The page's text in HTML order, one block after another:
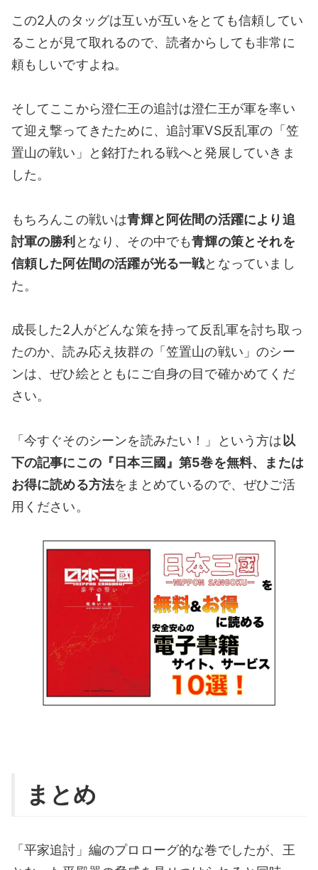
この2人のタッグは互いが互いをとても信頼してい
ることが見て取れるので、読者からしても非常に
頼もしいですよね。
そしてここから澄仁王の追討は澄仁王が軍を率い
て迎え撃ってきたために、追討軍VS反乱軍の「笠
置山の戦い」と銘打たれる戦へと発展していきま
した。
もちろんこの戦いは青輝と阿佐間の活躍により追
討軍の勝利 となり、その中でも青輝の策とそれを
信頼した阿佐間の活躍が光る一戦となっていまし
た。
成長した2人がどんな策を持って反乱軍を討ち取っ
たのか、読み応え抜群の「笠置山の戦い」のシー
ンは、ぜひ絵とともにご自身の目で確かめてくだ
さい。
「今すぐそのシーンを読みたい！」という方は 以
下の記事にこの『日本三國』第5巻を無料、または
お得に読める方法をまとめているので、ぜひご活
用ください。
まとめ
「平家追討」編のプロローグ的な巻でしたが、王